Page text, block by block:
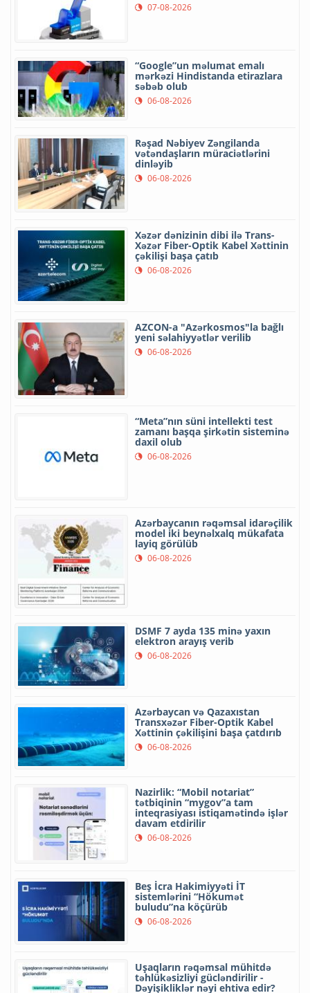
07-08-2026
“Google”un məlumat emalı
mərkəzi Hindistanda etirazlara
səbəb olub
06-08-2026
Rəşad Nəbiyev Zəngilanda
vətəndaşların müraciətlərini
dinləyib
06-08-2026
Xəzər dənizinin dibi ilə Trans-
Xəzər Fiber-Optik Kabel Xəttinin
çəkilişi başa çatıb
06-08-2026
AZCON-a "Azərkosmos"la bağlı
yeni səlahiyyətlər verilib
06-08-2026
“Meta”nın süni intellekti test
zamanı başqa şirkətin sisteminə
daxil olub
06-08-2026
Azərbaycanın rəqəmsal idarəçilik
model iki beynəlxalq mükafata
layiq görülüb
06-08-2026
DSMF 7 ayda 135 minə yaxın
elektron arayış verib
06-08-2026
Azərbaycan və Qazaxıstan
Transxəzər Fiber-Optik Kabel
Xəttinin çəkilişini başa çatdırıb
06-08-2026
Nazirlik: “Mobil notariat”
tətbiqinin “mygov”a tam
inteqrasiyası istiqamətində işlər
davam etdirilir
06-08-2026
Beş İcra Hakimiyyəti İT
sistemlərini “Hökumət
buludu”na köçürüb
06-08-2026
Uşaqların rəqəmsal mühitdə
təhlükəsizliyi gücləndirilir -
Dəyişikliklər nəyi ehtiva edir?